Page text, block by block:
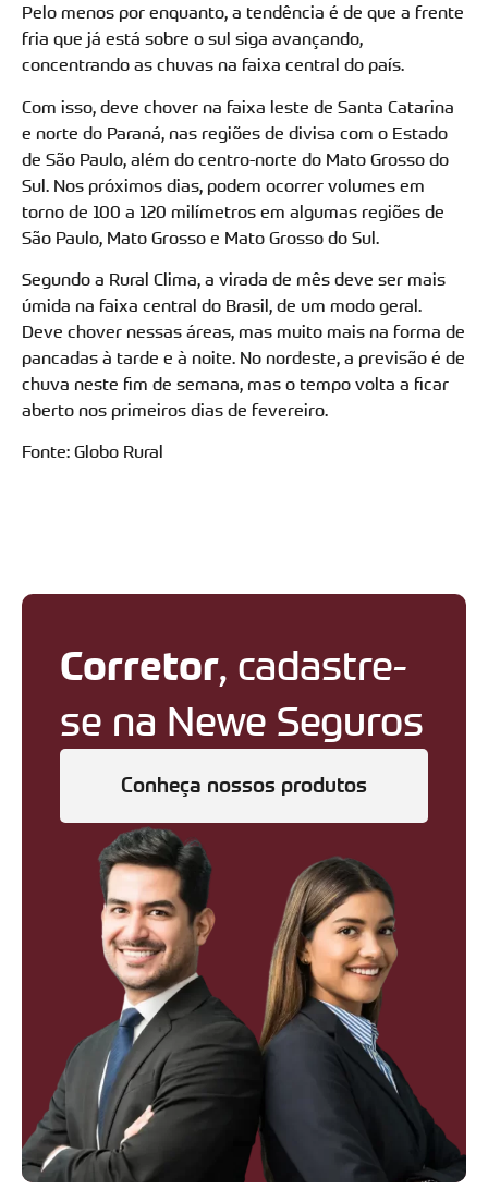
Pelo menos por enquanto, a tendência é de que a frente
fria que já está sobre o sul siga avançando,
concentrando as chuvas na faixa central do país.
Com isso, deve chover na faixa leste de Santa Catarina
e norte do Paraná, nas regiões de divisa com o Estado
de São Paulo, além do centro-norte do Mato Grosso do
Sul. Nos próximos dias, podem ocorrer volumes em
torno de 100 a 120 milímetros em algumas regiões de
São Paulo, Mato Grosso e Mato Grosso do Sul.
Segundo a Rural Clima, a virada de mês deve ser mais
úmida na faixa central do Brasil, de um modo geral.
Deve chover nessas áreas, mas muito mais na forma de
pancadas à tarde e à noite. No nordeste, a previsão é de
chuva neste fim de semana, mas o tempo volta a ficar
aberto nos primeiros dias de fevereiro.
Fonte: Globo Rural
Corretor, cadastre-
se na Newe Seguros
Conheça nossos produtos